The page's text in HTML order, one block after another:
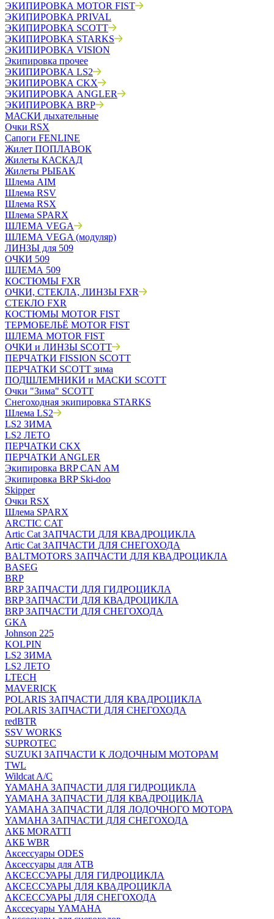
ЭКИПИРОВКА MOTOR FIST
ЭКИПИРОВКА PRIVAL
ЭКИПИРОВКА SCOTT
ЭКИПИРОВКА STARKS
ЭКИПИРОВКА VISION
Экипировка прочее
ЭКИПИРОВКА LS2
ЭКИПИРОВКА CKX
ЭКИПИРОВКА ANGLER
ЭКИПИРОВКА BRP
МАСКИ дыхательные
Очки RSX
Сапоги FENLINE
Жилет ПОПЛАВОК
Жилеты КАСКАД
Жилеты РЫБАК
Шлема AIM
Шлема RSV
Шлема RSX
Шлема SPARX
ШЛЕМА VEGA
ШЛЕМА VEGA (модуляр)
ЛИНЗЫ для 509
ОЧКИ 509
ШЛЕМА 509
КОСТЮМЫ FXR
ОЧКИ, СТЕКЛА, ЛИНЗЫ FXR
СТЕКЛО FXR
КОСТЮМЫ MOTOR FIST
ТЕРМОБЕЛЬЁ MOTOR FIST
ШЛЕМА MOTOR FIST
ОЧКИ и ЛИНЗЫ SCOTT
ПЕРЧАТКИ FISSION SCOTT
ПЕРЧАТКИ SCOTT зима
ПОДШЛЕМНИКИ и МАСКИ SCOTT
Очки "Зима" SCOTT
Снегоходная экипировка STARKS
Шлема LS2
LS2 ЗИМА
LS2 ЛЕТО
ПЕРЧАТКИ CKX
ПЕРЧАТКИ ANGLER
Экипировка BRP CAN AM
Экипировка BRP Ski-doo
Skipper
Очки RSX
Шлема SPARX
ARCTIC CAT
Artic Cat ЗАПЧАСТИ ДЛЯ КВАДРОЦИКЛА
Artic Cat ЗАПЧАСТИ ДЛЯ СНЕГОХОДА
BALTMOTORS ЗАПЧАСТИ ДЛЯ КВАДРОЦИКЛА
BASEG
BRP
BRP ЗАПЧАСТИ ДЛЯ ГИДРОЦИКЛА
BRP ЗАПЧАСТИ ДЛЯ КВАДРОЦИКЛА
BRP ЗАПЧАСТИ ДЛЯ СНЕГОХОДА
GKA
Johnson 225
KOLPIN
LS2 ЗИМА
LS2 ЛЕТО
LTECH
MAVERICK
POLARIS ЗАПЧАСТИ ДЛЯ КВАДРОЦИКЛА
POLARIS ЗАПЧАСТИ ДЛЯ СНЕГОХОДА
redBTR
SSV WORKS
SUPROTEC
SUZUKI ЗАПЧАСТИ К ЛОДОЧНЫМ МОТОРАМ
TWL
Wildcat A/C
YAMAHA ЗАПЧАСТИ ДЛЯ ГИДРОЦИКЛА
YAMAHA ЗАПЧАСТИ ДЛЯ КВАДРОЦИКЛА
YAMAHA ЗАПЧАСТИ ДЛЯ ЛОДОЧНОГО МОТОРА
YAMAHA ЗАПЧАСТИ ДЛЯ СНЕГОХОДА
АКБ MORATTI
АКБ WBR
Аксессуары ODES
Аксессуары для АТВ
АКСЕССУАРЫ ДЛЯ ГИДРОЦИКЛА
АКСЕССУАРЫ ДЛЯ КВАДРОЦИКЛА
АКСЕССУАРЫ ДЛЯ СНЕГОХОДА
Акссесуары YAMAHA